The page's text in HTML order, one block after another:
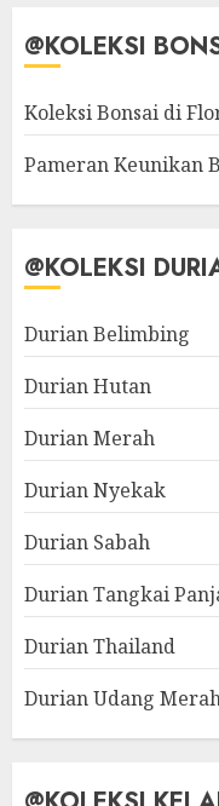
@KOLEKSI
Koleksi Bonsai di
Pameran Keunikan
@KOLEKSI
Durian Belimbing
Durian Hutan
Durian Merah
Durian Nyekak
Durian Sabah
Durian Tangkai
Durian Thailand
Durian Udang